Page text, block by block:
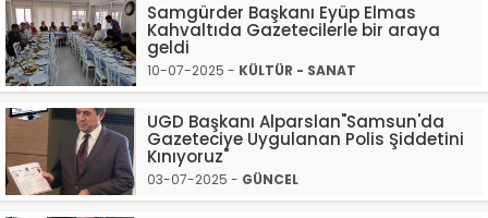
Samgürder Başkanı Eyüp Elmas
Kahvaltıda Gazetecilerle bir araya
geldi
10-07-2025 - KÜLTÜR - SANAT
UGD Başkanı Alparslan"Samsun'da
Gazeteciye Uygulanan Polis Şiddetini
Kınıyoruz"
03-07-2025 - GÜNCEL